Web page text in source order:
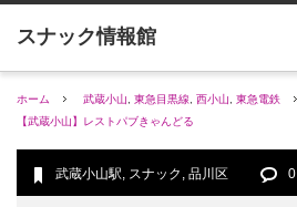
ホーム 武蔵小山 東急目黒線 西小山
東急電鉄
【武蔵小山】レストパブきゃんどる
武蔵小山駅, スナック , 品川区 0